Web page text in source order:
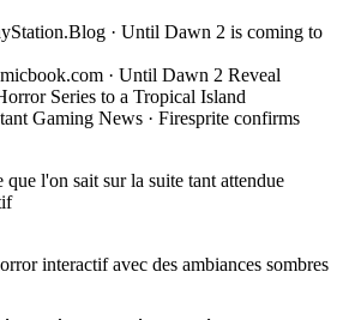
· Until Dawn 2 is coming to
· Until Dawn 2 Reveal
Series to a Tropical Island
Gaming News · Firesprite confirms
l'on sait sur la suite tant attendue